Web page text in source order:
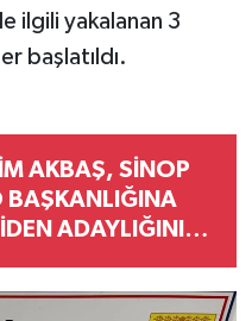
ilgili yakalanan 3
başlatıldı.
AKBAŞ, SİNOP
BAŞKANLIĞINA
ADAYLIĞINI